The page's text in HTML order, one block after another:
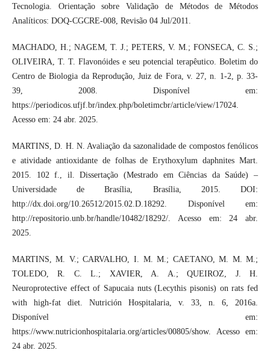
Tecnologia. Orientação sobre Validação de Métodos de Métodos
Analíticos: DOQ-CGCRE-008, Revisão 04 Jul/2011.
MACHADO, H.; NAGEM, T. J.; PETERS, V. M.; FONSECA, C. S.;
OLIVEIRA, T. T. Flavonóides e seu potencial terapêutico. Boletim do
Centro de Biologia da Reprodução, Juiz de Fora, v. 27, n. 1-2, p. 33-
39, 2008. Disponível em:
https://periodicos.ufjf.br/index.php/boletimcbr/article/view/17024.
Acesso em: 24 abr. 2025.
MARTINS, D. H. N. Avaliação da sazonalidade de compostos fenólicos
e atividade antioxidante de folhas de Erythoxylum daphnites Mart.
2015. 102 f., il. Dissertação (Mestrado em Ciências da Saúde) –
Universidade de Brasília, Brasília, 2015. DOI:
http://dx.doi.org/10.26512/2015.02.D.18292. Disponível em:
http://repositorio.unb.br/handle/10482/18292/. Acesso em: 24 abr.
2025.
MARTINS, M. V.; CARVALHO, I. M. M.; CAETANO, M. M. M.;
TOLEDO, R. C. L.; XAVIER, A. A.; QUEIROZ, J. H.
Neuroprotective effect of Sapucaia nuts (Lecythis pisonis) on rats fed
with high-fat diet. Nutrición Hospitalaria, v. 33, n. 6, 2016a.
Disponível em:
https://www.nutricionhospitalaria.org/articles/00805/show. Acesso em:
24 abr. 2025.